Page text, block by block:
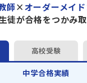
に“自己最高得点”を
の学習面談も承ってお
申し込みはこちら
師× オーダーメイ
徒が合格をつかみ取
高校受験
中学合格実績